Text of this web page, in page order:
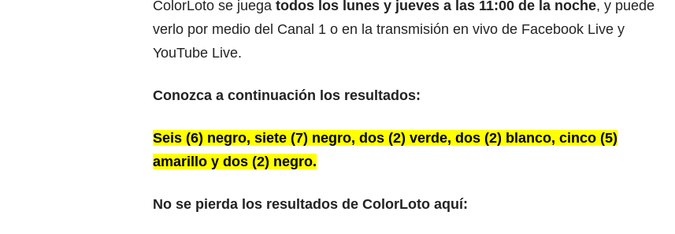
ColorLoto se juega todos los lunes y jueves a las 11:00 de la noche, y puede
verlo por medio del Canal 1 o en la transmisión en vivo de Facebook Live y
YouTube Live.
Conozca a continuación los resultados:
Seis (6) negro, siete (7) negro, dos (2) verde, dos (2) blanco, cinco (5)
amarillo y dos (2) negro.
No se pierda los resultados de ColorLoto aquí: